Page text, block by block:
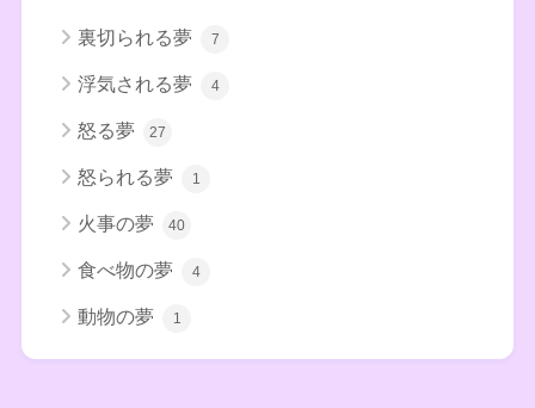
裏切られる夢 7
浮気される夢 4
怒る夢 27
怒られる夢 1
火事の夢 40
食べ物の夢 4
動物の夢 1